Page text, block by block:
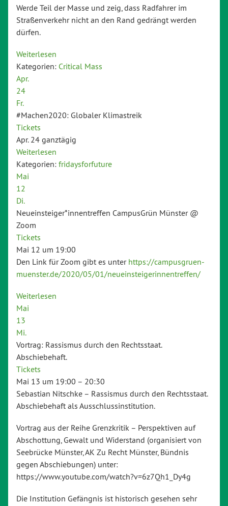
Werde Teil der Masse und zeig, dass Radfahrer im
Straßenverkehr nicht an den Rand gedrängt werden
dürfen.
Weiterlesen
Kategorien: Critical Mass
Apr.
24
Fr.
#Machen2020: Globaler Klimastreik
Tickets
Apr. 24 ganztägig
Weiterlesen
Kategorien: fridaysforfuture
Mai
12
Di.
Neueinsteiger*innentreffen CampusGrün Münster @
Zoom
Tickets
Mai 12 um 19:00
Den Link für Zoom gibt es unter https://campusgruen-
muenster.de/2020/05/01/neueinsteigerinnentreffen/
Weiterlesen
Mai
13
Mi.
Vortrag: Rassismus durch den Rechtsstaat.
Abschiebehaft.
Tickets
Mai 13 um 19:00 – 20:30
Sebastian Nitschke – Rassismus durch den Rechtsstaat.
Abschiebehaft als Ausschlussinstitution.
Vortrag aus der Reihe Grenzkritik – Perspektiven auf
Abschottung, Gewalt und Widerstand (organisiert von
Seebrücke Münster, AK Zu Recht Münster, Bündnis
gegen Abschiebungen) unter:
https://www.youtube.com/watch?v=6z7Qh1_Dy4g
Die Institution Gefängnis ist historisch gesehen sehr